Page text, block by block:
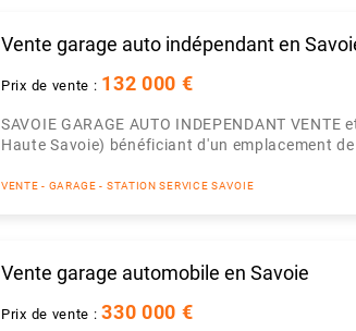
Vente garage auto indépendant en
Prix de vente : 132 000 €
SAVOIE GARAGE AUTO INDEPENDANT
Haute Savoie) bénéficiant d'un emplacement
VENTE - GARAGE - STATION SERVICE SAVOIE
Vente garage automobile en Savoie
Prix de vente :330 000 €